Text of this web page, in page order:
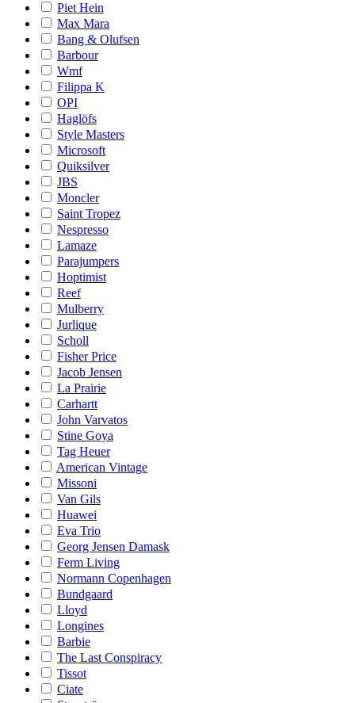
Piet Hein
Max Mara
Bang & Olufsen
Barbour
Wmf
Filippa K
OPI
Haglöfs
Style Masters
Microsoft
Quiksilver
JBS
Moncler
Saint Tropez
Nespresso
Lamaze
Parajumpers
Hoptimist
Reef
Mulberry
Jurlique
Scholl
Fisher Price
Jacob Jensen
La Prairie
Carhartt
John Varvatos
Stine Goya
Tag Heuer
American Vintage
Missoni
Van Gils
Huawei
Eva Trio
Georg Jensen Damask
Ferm Living
Normann Copenhagen
Bundgaard
Lloyd
Longines
Barbie
The Last Conspiracy
Tissot
Ciate